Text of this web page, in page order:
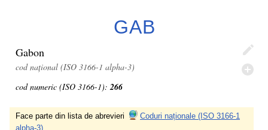
GAB
Gabon
cod național (ISO 3166-1 alpha-3)
cod numeric (ISO 3166-1):266
Face parte din lista de abrevieri
Coduri naționale (ISO 3166-1
alpha-3)